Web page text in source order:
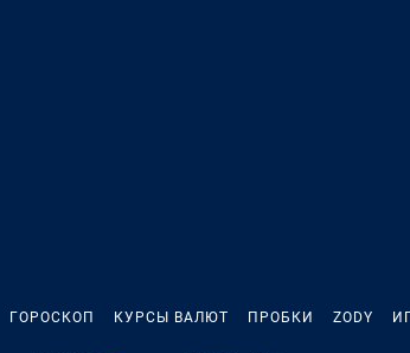
ГОРОСКОП КУРСЫ ВАЛЮТ ПРОБКИ ZODY